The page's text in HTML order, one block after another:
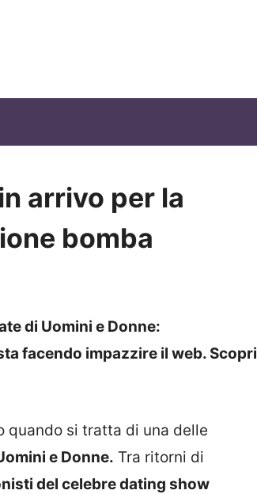
arrivo per la
bomba
di Uomini e Donne:
facendo impazzire il web. Scopri
quando si tratta di una delle
e Donne. Tra ritorni di
del celebre dating show